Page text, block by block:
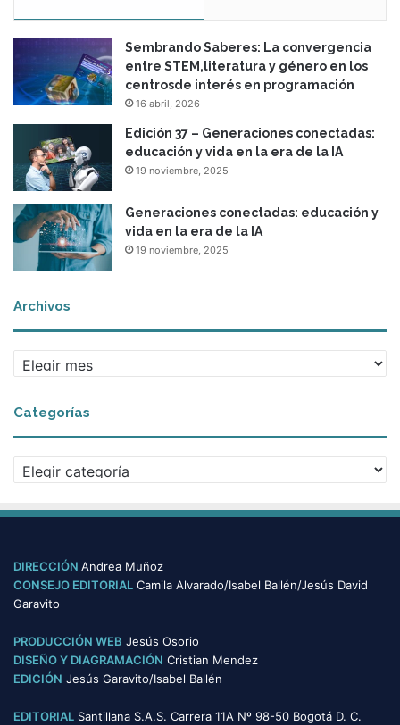
Sembrando Saberes: La convergencia
entre STEM,literatura y género en los
centrosde interés en programación
16 abril, 2026
Edición 37 – Generaciones conectadas:
educación y vida en la era de la IA
19 noviembre, 2025
Generaciones conectadas: educación y
vida en la era de la IA
19 noviembre, 2025
Archivos
r
h
i
v
Categorías
a
e
o
r
í
s
DIRECCIÓN Andrea Muñoz
CONSEJO EDITORIAL Camila Alvarado/Isabel Ballén/Jesús David
Garavito
PRODUCCIÓN WEB Jesús Osorio
DISEÑO Y DIAGRAMACIÓN Cristian Mendez
EDICIÓN Jesús Garavito/Isabel Ballén
EDITORIAL Santillana S.A.S. Carrera 11A Nº 98-50 Bogotá D. C.